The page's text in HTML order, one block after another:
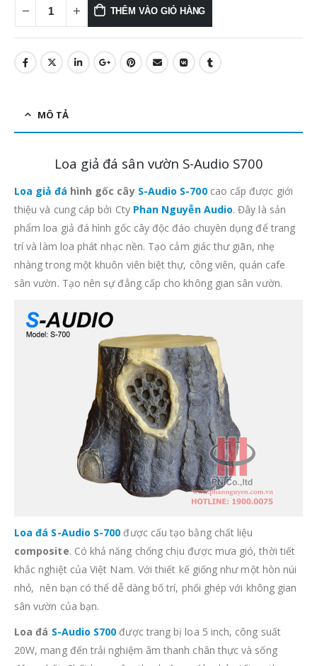
THÊM VÀO GIỎ HÀNG
MÔ TẢ
Loa giả đá sân vườn S-Audio S700
Loa giả đá hình gốc cây S-Audio S-700cao cấp được giới
thiệu và cung cáp bởi Cty Phan Nguyễn Audio. Đây là sản
phẩm loa giả đá hình gốc cây độc đáo chuyên dụng để trang
trí và làm loa phát nhạc nền. Tạo cảm giác thư giãn, nhẹ
nhàng trong một khuôn viên biệt thự, công viên, quán cafe
sân vườn. Tạo nên sự đẳng cấp cho không gian sân vườn.
Loa đá S-Audio S-700 được cấu tạo bằng chất liệu
composite. Có khả năng chống chịu được mưa gió, thời tiết
khắc nghiệt của Việt Nam. Với thiết kế giống như một hòn núi
nhỏ, nên bạn có thể dễ dàng bố trí, phối ghép với không gian
sân vườn của bạn.
Loa đá S-Audio S700 được trang bị loa 5 inch, công suất
20W, mang đến trải nghiệm âm thanh chân thực và sống